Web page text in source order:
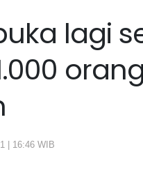
lagi
| 16:46 WIB